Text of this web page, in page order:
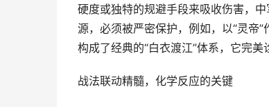
硬度或独特的规避手段来吸收伤害，
源，必须被严密保护，例如，以“灵帝
构成了经典的“白衣渡江”体系，它完
战法联动精髓，化学反应的关键